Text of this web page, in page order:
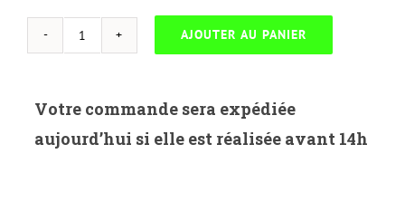
quantité
H.824AB-
HP
AJOUTER AU PANIER
Votre commande sera expédiée
aujourd’hui si elle est réalisée avant 14h